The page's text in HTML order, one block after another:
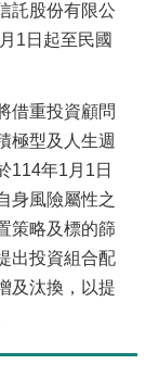
託股份有限公
1日起至民國
借重投資顧問
極型及人生週
114年1月1日
身風險屬性之
策略及標的篩
出投資組合配
及汰換，以提